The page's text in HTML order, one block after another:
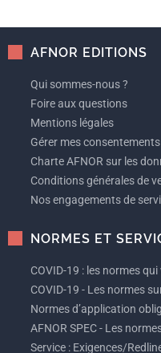
AFNOR EDITIONS
Qui sommes-nous ?
Foire aux questions
Mentions légales
Gérer mes
Charte AFNOR sur les
Conditions générales de
Nos engagements de
NORMES ET
COVID-19 : les normes
COVID-19 - Les normes
Normes d’application
AFNOR SPEC - Les
Service : Exigences/